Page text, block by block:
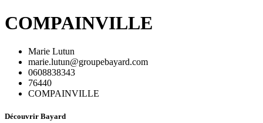
COMPAINVILLE
Marie Lutun
marie.lutun@groupebayard.com
0608838343
76440
COMPAINVILLE
Découvrir Bayard